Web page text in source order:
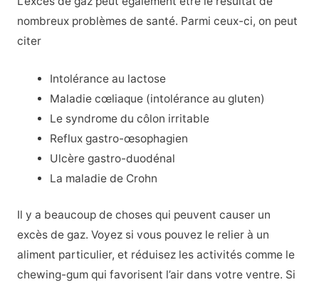
nombreux problèmes de santé. Parmi ceux-ci, on peut
citer
Intolérance au lactose
Maladie cœliaque (intolérance au gluten)
Le syndrome du côlon irritable
Reflux gastro-œsophagien
Ulcère gastro-duodénal
La maladie de Crohn
Il y a beaucoup de choses qui peuvent causer un
excès de gaz. Voyez si vous pouvez le relier à un
aliment particulier, et réduisez les activités comme le
chewing-gum qui favorisent l’air dans votre ventre. Si